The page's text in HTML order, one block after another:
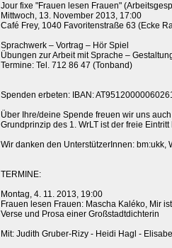
Jour fixe "Frauen lesen Frauen"
Mittwoch, 13. November 2013, 17:00
Café Frey, 1040 Favoritenstraße 63 (Ecke
Sprachwerk – Vortrag – Hör Spiel
Übungen zur Arbeit mit Sprache –
Termine: Tel. 712 86 47 (Tonband)
Spenden erbeten: IBAN:
Über Ihre/deine Spende freuen wir uns
Grundprinzip des 1. WrLT ist der freie
Wir danken den UnterstützerInnen: bm:ukk,
TERMINE:
Montag, 4. 11. 2013, 19:00
Frauen lesen Frauen: Mascha Kaléko, Mir
Verse und Prosa einer Großstadtdichterin
Mit: Judith Gruber-Rizy - Heidi Hagl -